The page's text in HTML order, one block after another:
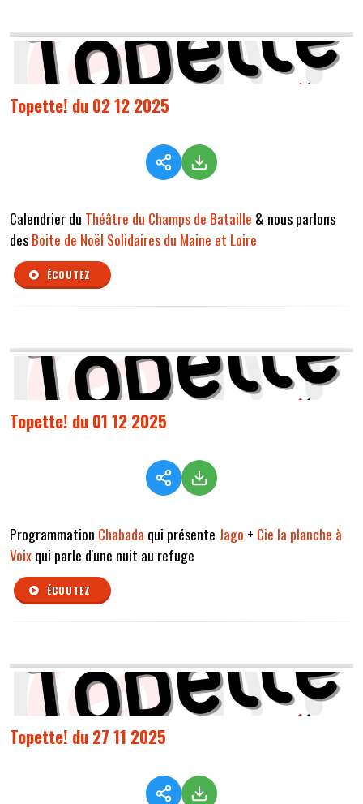
Topette! du 02 12 2025
Calendrier du Théâtre du Champs de Bataille & nous parlons
desBoite de Noël Solidaires du Maine et Loire
ÉCOUTEZ
Topette! du 01 12 2025
Programmation Chabada qui présente Jago + Cie la planche à
Voixqui parle d'une nuit au refuge
ÉCOUTEZ
Topette! du 27 11 2025